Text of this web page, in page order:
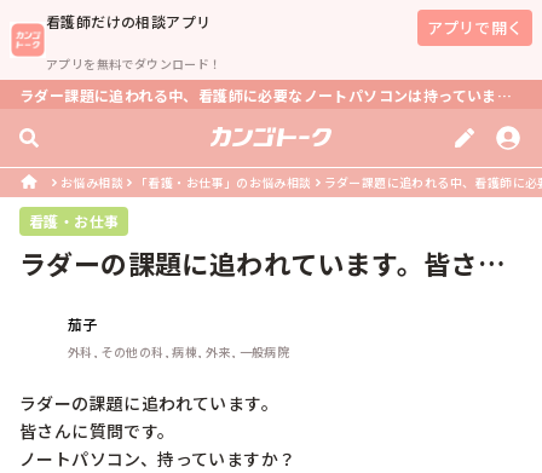
看護師だけの相談アプリ
アプリを無料でダウンロード！
アプリで開く
ラダー課題に追われる中、看護師に必要なノートパソコンは持っていますか？初期設定は自分で行いましたか？
お悩み相談 「看護・お仕事」のお悩み相談 ラダー課題に追われる中、看護師に
看護・お仕事
ラダーの課題に追われています。皆さん
茄子
外科, その他の科, 病棟, 外来, 一般病院
ラダーの課題に追われています。
皆さんに質問です。
ノートパソコン、持っていますか？